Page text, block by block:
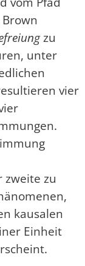
zu
unter
vier
zweite zu
kausalen
Einheit